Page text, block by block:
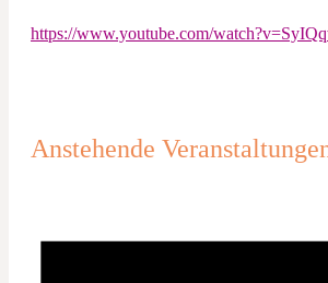
https://www.youtube.com/
Anstehende